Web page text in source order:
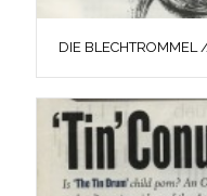
DIE